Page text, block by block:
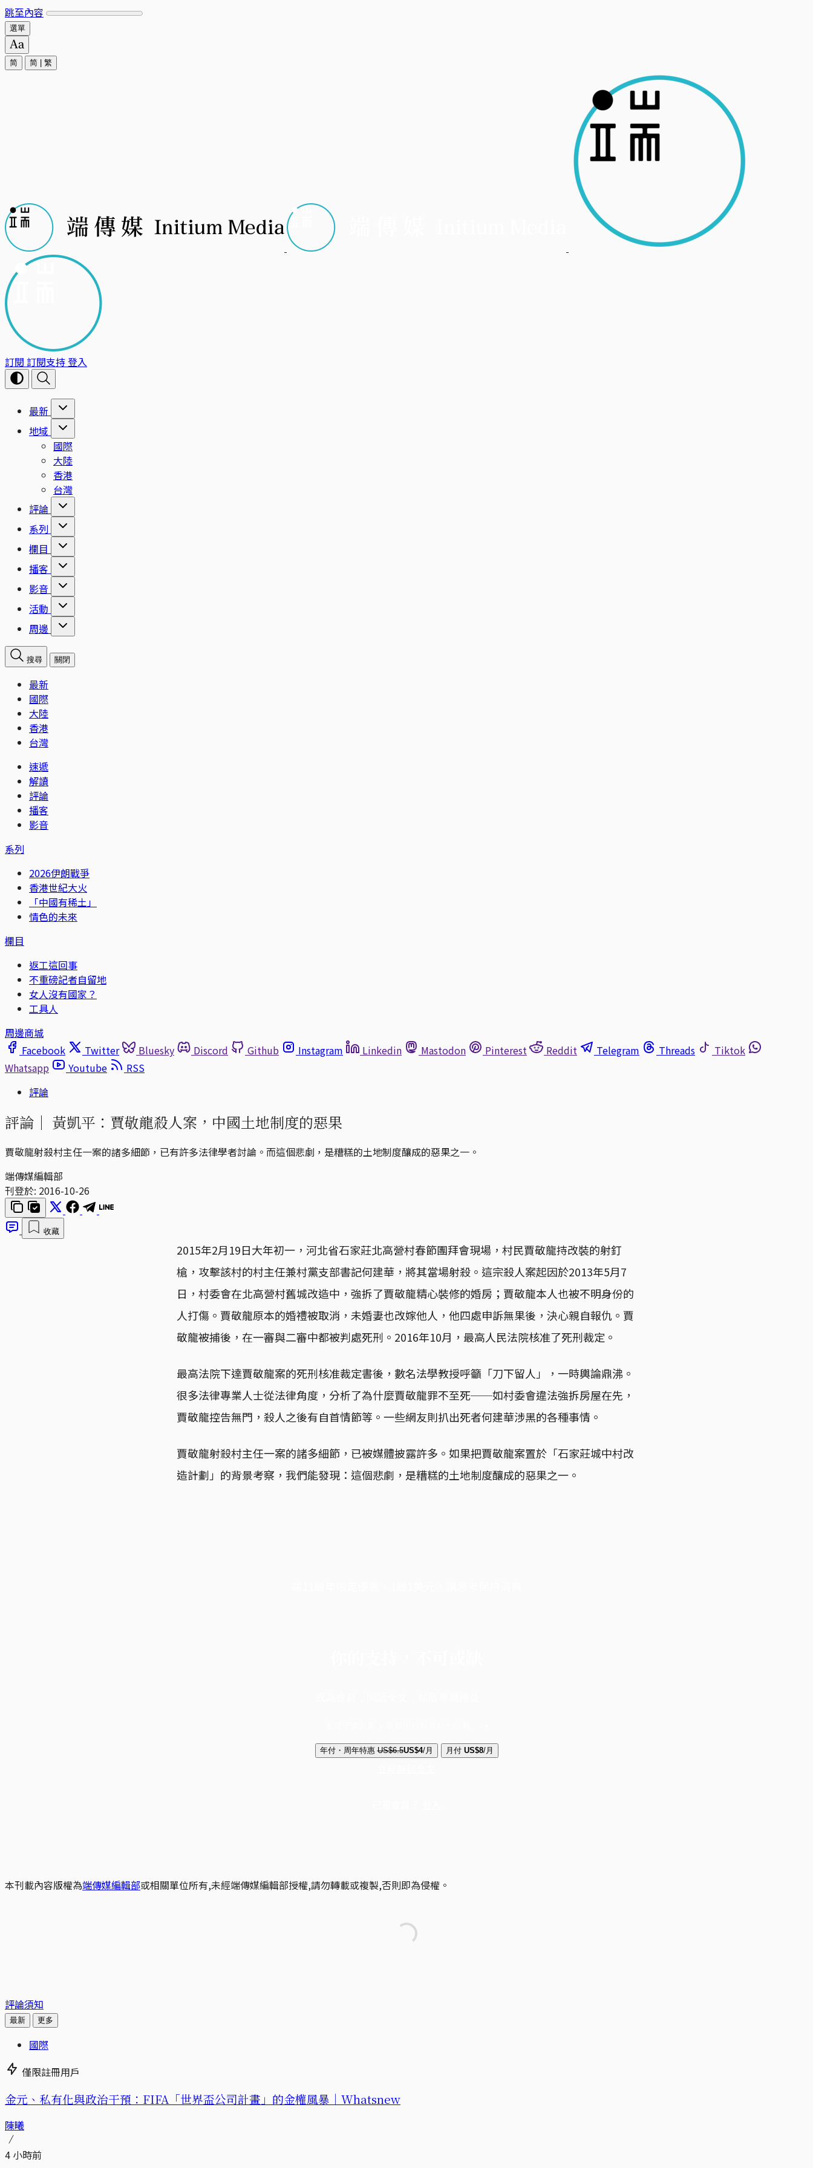
跳至內容
選單
简 简 繁
訂閱 訂閱支持登入
最新
地域
國際
大陸
香港
台灣
評論
系列
欄目
播客
影音
活動
周邊
搜尋 關閉
最新
國際
大陸
香港
台灣
速遞
解讀
評論
播客
影音
系列
2026伊朗戰爭
香港世紀大火
「中國有稀土」
情色的未來
欄目
返工這回事
不重磅記者自留地
女人沒有國家？
工具人
周邊商城
Facebook
Twitter Bluesky Discord Github Instagram Linkedin Mastodon Pinterest Reddit Telegram Threads
Tiktok
Whatsapp
Youtube
RSS
評論
評論｜ 黃凱平：賈敬龍殺人案，中國土地制度的惡果
賈敬龍射殺村主任一案的諸多細節，已有許多法律學者討論。而這個悲劇，是糟糕的土地制度釀成的惡果之一。
端傳媒編輯部
刊登於: 2016-10-26
收藏
2015年2月19日大年初一，河北省石家莊北高營村春節團拜會現場，村民賈敬龍持改裝的射釘
槍，攻擊該村的村主任兼村黨支部書記何建華，將其當場射殺。這宗殺人案起因於2013年5月7
日，村委會在北高營村舊城改造中，強拆了賈敬龍精心裝修的婚房；賈敬龍本人也被不明身份的
人打傷。賈敬龍原本的婚禮被取消，未婚妻也改嫁他人，他四處申訴無果後，決心親自報仇。賈
敬龍被捕後，在一審與二審中都被判處死刑。2016年10月，最高人民法院核准了死刑裁定。
最高法院下達賈敬龍案的死刑核准裁定書後，數名法學教授呼籲「刀下留人」，一時輿論鼎沸。
很多法律專業人士從法律角度，分析了為什麼賈敬龍罪不至死──如村委會違法強拆房屋在先，
賈敬龍控告無門，殺人之後有自首情節等。一些網友則扒出死者何建華涉黑的各種事情。
賈敬龍射殺村主任一案的諸多細節，已被媒體披露許多。如果把賈敬龍案置於「石家莊城中村改
造計劃」的背景考察，我們能發現：這個悲劇，是糟糕的土地制度釀成的惡果之一。
年付・周年特惠 US$6.5US$4/月 月付 US$8/月
本刊載內容版權為端傳媒編輯部或相關單位所有,未經端傳媒編輯部授權,請勿轉載或複製,否則即為侵權。
評論須知
最新 更多
國際
僅限註冊用戶
金元、私有化與政治干預：FIFA「世界盃公司計畫」的金權風暴｜Whatsnew
陳曦
4 小時前